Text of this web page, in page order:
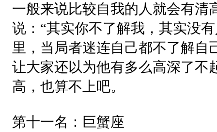
一般来说比较自我的人就会有清
说：“其实你不了解我，其实没
里，当局者迷连自己都不了解自
让大家还以为他有多么高深了不
高，也算不上吧。
第十一名：巨蟹座